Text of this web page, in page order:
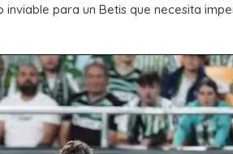
para un Betis que necesita